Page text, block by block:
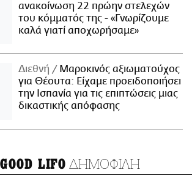
ανακοίνωση 22 πρώην στελεχών
του κόμματός της - «Γνωρίζουμε
καλά γιατί αποχωρήσαμε»
Διεθνή
Μαροκινός αξιωματούχος
για Θέουτα: Είχαμε προειδοποιήσει
την Ισπανία για τις επιπτώσεις μιας
δικαστικής απόφασης
LIFO ΔΗΜΟΦΙΛΗ